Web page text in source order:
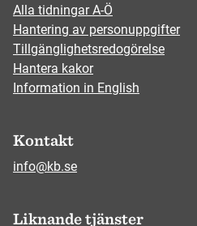
Alla tidningar A-Ö
Hantering av personuppgifter
Tillgänglighetsredogörelse
Hantera kakor
Information in English
Kontakt
info@kb.se
Liknande tjänster